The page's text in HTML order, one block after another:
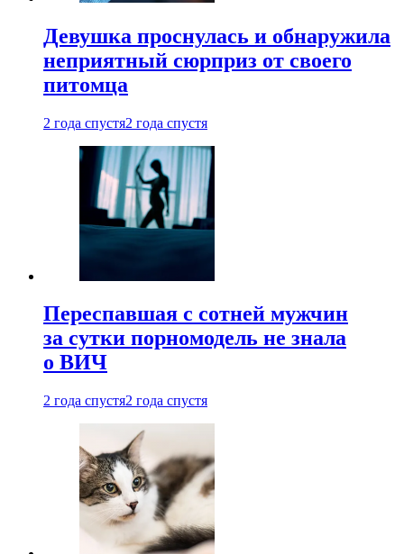
Девушка проснулась и обнаружила
неприятный сюрприз от своего
питомца
2 года спустя2 года спустя
Переспавшая с сотней мужчин
за сутки порномодель не знала
о ВИЧ
2 года спустя2 года спустя